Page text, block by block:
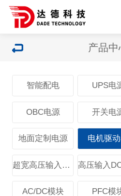
产品中
智能配电 UPS电
OBC电源 开关电
地面定制电源 电机驱
超宽高压输入DC/DC模块
AC/DC模块 PFC模